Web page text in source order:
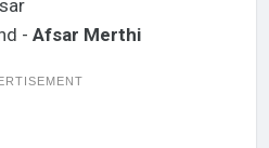
- Afsar Merthi